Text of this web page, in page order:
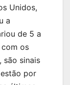
Unidos,
a
de 5 a
com os
são sinais
por